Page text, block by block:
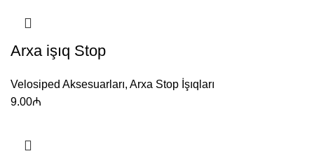
Arxa işıq Stop
Velosiped Aksesuarları, Arxa Stop İşıqları
9.00₼